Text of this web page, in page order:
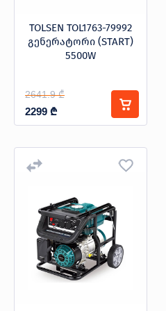
TOLSEN TOL1763-79992
გენერატორი (START)
5500W
2641.9 ₾
2299 ₾